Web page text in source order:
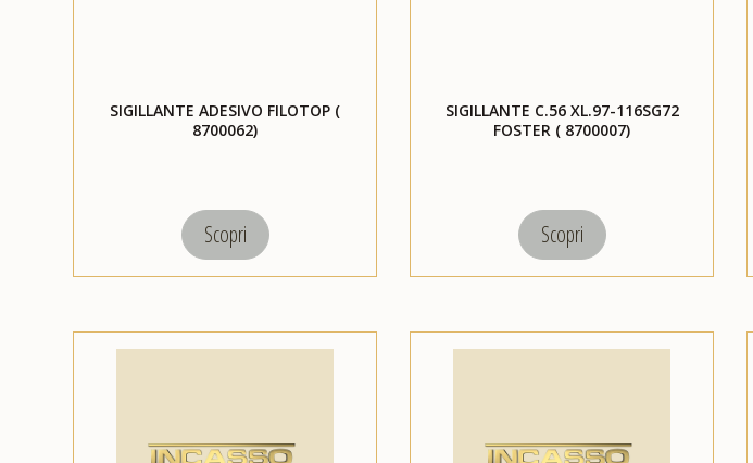
SIGILLANTE ADESIVO FILOTOP (
8700062)
Scopri
SIGILLANTE C.56 XL.97-116SG72
FOSTER ( 8700007)
Scopri